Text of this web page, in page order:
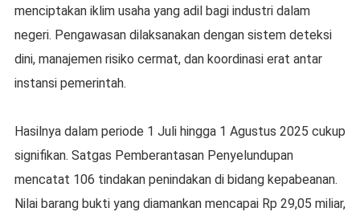
menciptakan iklim usaha yang adil bagi industri dalam
negeri. Pengawasan dilaksanakan dengan sistem deteksi
dini, manajemen risiko cermat, dan koordinasi erat antar
instansi pemerintah.
Hasilnya dalam periode 1 Juli hingga 1 Agustus 2025 cukup
signifikan. Satgas Pemberantasan Penyelundupan
mencatat 106 tindakan penindakan di bidang kepabeanan.
Nilai barang bukti yang diamankan mencapai Rp 29,05 miliar,